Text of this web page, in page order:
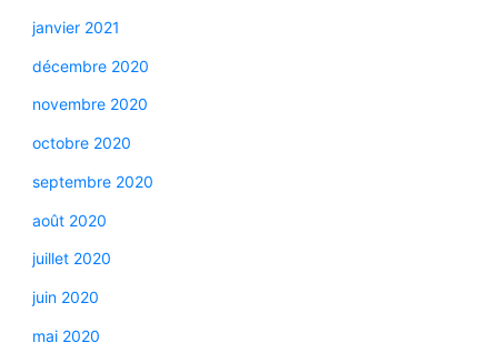
janvier 2021
décembre 2020
novembre 2020
octobre 2020
septembre 2020
août 2020
juillet 2020
juin 2020
mai 2020